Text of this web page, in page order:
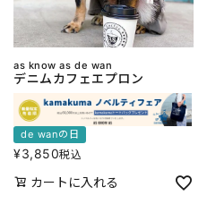
as know as de wan
デニムカフェエプロン
de wanの日
¥3,850税込
カートに入れる